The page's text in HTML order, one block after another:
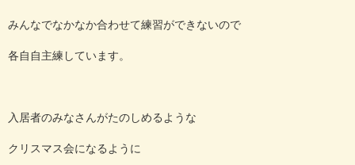
みんなでなかなか合わせて練習ができないので
各自自主練しています。
入居者のみなさんがたのしめるような
クリスマス会になるように